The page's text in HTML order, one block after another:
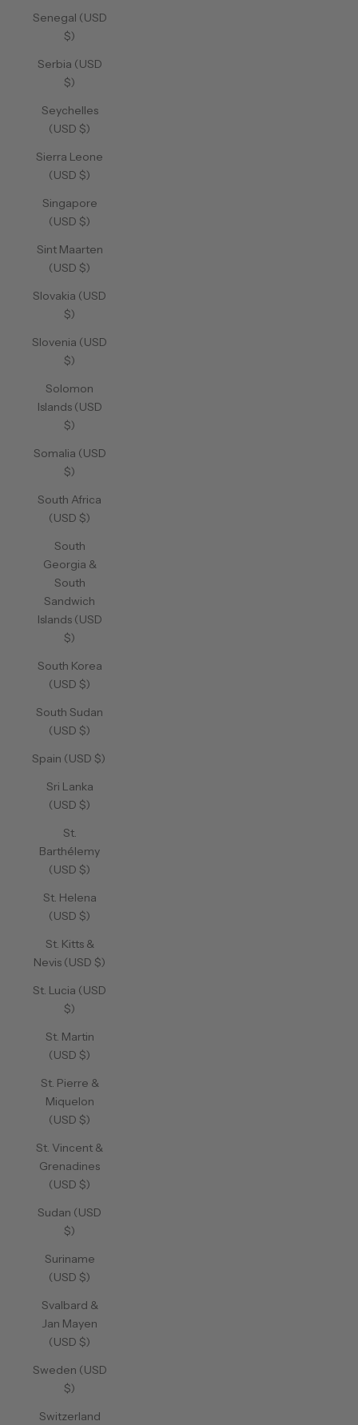
Senegal (USD
$)
Serbia (USD
$)
Seychelles
(USD $)
Sierra Leone
(USD $)
Singapore
(USD $)
Sint Maarten
(USD $)
Slovakia (USD
$)
Slovenia (USD
$)
Solomon
Islands (USD
$)
Somalia (USD
$)
South Africa
(USD $)
South
Georgia &
South
Sandwich
Islands (USD
$)
South Korea
(USD $)
South Sudan
(USD $)
Spain (USD $)
Sri Lanka
(USD $)
St.
Barthélemy
(USD $)
St. Helena
(USD $)
St. Kitts &
Nevis (USD $)
St. Lucia (USD
$)
St. Martin
(USD $)
St. Pierre &
Miquelon
(USD $)
St. Vincent &
Grenadines
(USD $)
Sudan (USD
$)
Suriname
(USD $)
Svalbard &
Jan Mayen
(USD $)
Sweden (USD
$)
Switzerland